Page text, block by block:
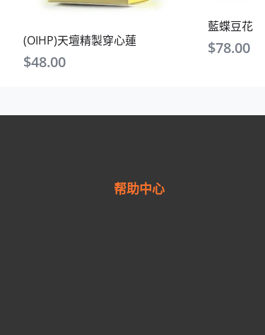
(OIHP)天壇精製穿心蓮
$48.00
藍蝶豆花
$78.00
帮助中心